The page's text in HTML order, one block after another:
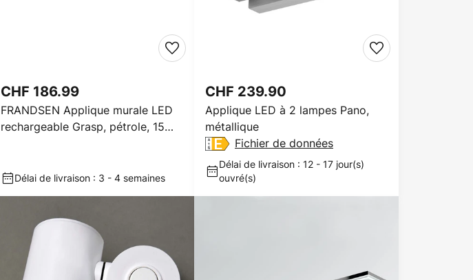
FRANDSEN Applique murale LED
rechargeable Grasp, pétrole, 15
CHF 186.99
Délai de livraison : 3 - 4 semaines
Applique LED à 2 lampes Pano,
métallique
CHF 239.90
Fichier de données
Délai de livraison : 12 - 17 jour(s)
ouvré(s)